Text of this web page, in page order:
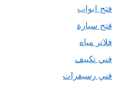
فتح ابواب
فتح سيارة
فلاتر مياه
فني تكييف
فني رسيفرات